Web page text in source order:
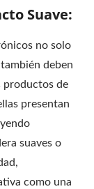
Suave:
no solo
deben
productos de
presentan
suaves o
como una